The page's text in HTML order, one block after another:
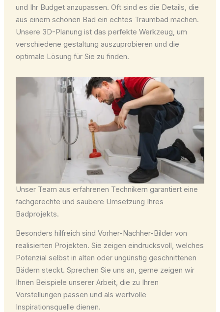
und Ihr Budget anzupassen. Oft sind es die Details, die
aus einem schönen Bad ein echtes Traumbad machen.
Unsere 3D-Planung ist das perfekte Werkzeug, um
verschiedene gestaltung auszuprobieren und die
optimale Lösung für Sie zu finden.
Unser Team aus erfahrenen Technikern garantiert eine
fachgerechte und saubere Umsetzung Ihres
Badprojekts.
Besonders hilfreich sind Vorher-Nachher-Bilder von
realisierten Projekten. Sie zeigen eindrucksvoll, welches
Potenzial selbst in alten oder ungünstig geschnittenen
Bädern steckt. Sprechen Sie uns an, gerne zeigen wir
Ihnen Beispiele unserer Arbeit, die zu Ihren
Vorstellungen passen und als wertvolle
Inspirationsquelle dienen.